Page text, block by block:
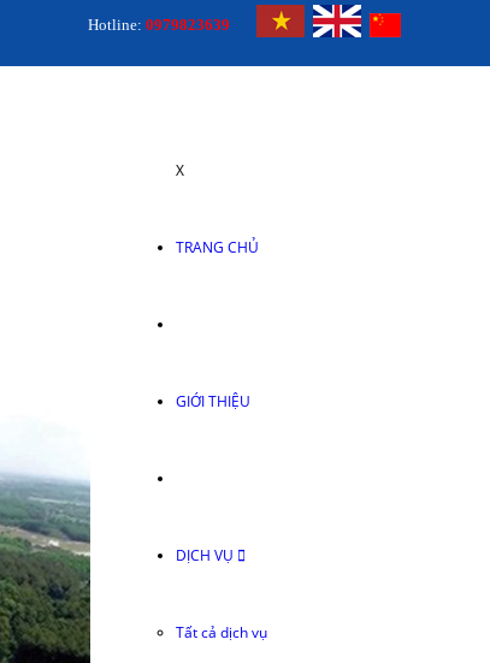
Hotline: 0979823639
X
TRANG CHỦ
GIỚI THIỆU
DỊCH VỤ
Tất cả dịch vụ